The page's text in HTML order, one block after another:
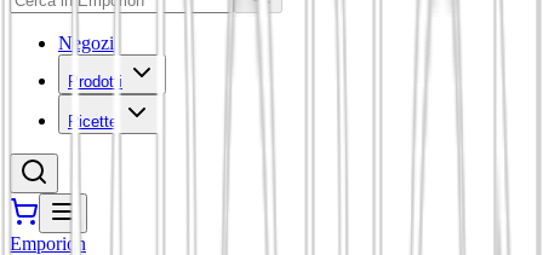
Negozi
Prodotti
Ricette
Emporion